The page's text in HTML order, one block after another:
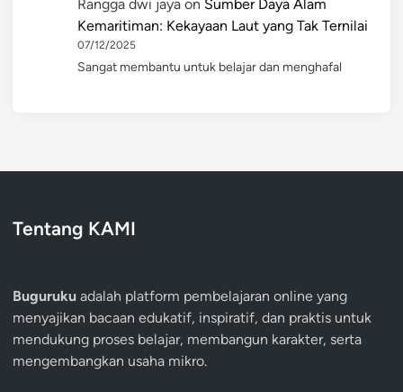
Rangga dwi jaya on Sumber Daya Alam
Kemaritiman: Kekayaan Laut yang Tak Ternilai
07/12/2025
Sangat membantu untuk belajar dan menghafal
Tentang KAMI
Buguruku adalah platform pembelajaran online yang
menyajikan bacaan edukatif, inspiratif, dan praktis untuk
mendukung proses belajar, membangun karakter, serta
mengembangkan usaha mikro.